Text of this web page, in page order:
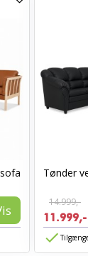
Tønder
14.999,-
11.999,-